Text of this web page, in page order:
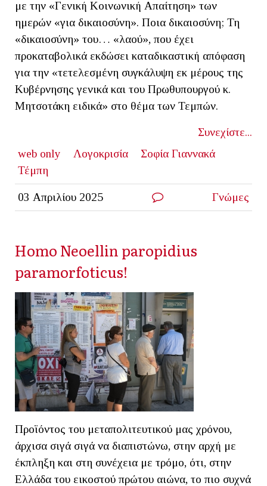
με την «Γενική Κοινωνική Απαίτηση» των
ημερών «για δικαιοσύνη». Ποια δικαιοσύνη; Τη
«δικαιοσύνη» του… «λαού», που έχει
προκαταβολικά εκδώσει καταδικαστική απόφαση
για την «τετελεσμένη συγκάλυψη εκ μέρους της
Κυβέρνησης γενικά και του Πρωθυπουργού κ.
Μητσοτάκη ειδικά» στο θέμα των Τεμπών.
Συνεχίστε...
web only
Λογοκρισία
Σοφία Γιαννακά
Τέμπη
03 Απριλίου 2025 Γνώμες
Homo Neoellin paropidius
paramorfoticus!
Προϊόντος του μεταπολιτευτικού μας χρόνου,
άρχισα σιγά σιγά να διαπιστώνω, στην αρχή με
έκπληξη και στη συνέχεια με τρόμο, ότι, στην
Ελλάδα του εικοστού πρώτου αιώνα, το πιο συχνά